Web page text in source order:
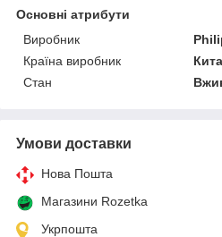
Основні атрибути
Виробник
Країна виробник
Стан
Умови доставки
Нова Пошта
Магазини Rozetka
Укрпошта